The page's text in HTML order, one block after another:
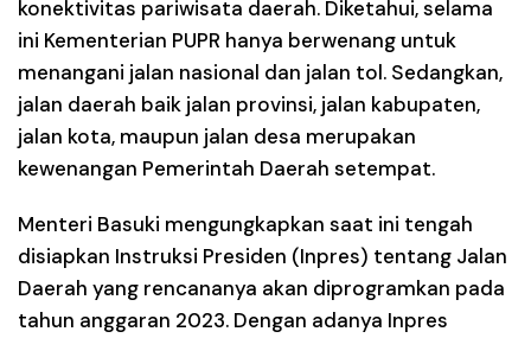
konektivitas pariwisata daerah. Diketahui, selama
ini Kementerian PUPR hanya berwenang untuk
menangani jalan nasional dan jalan tol. Sedangkan,
jalan daerah baik jalan provinsi, jalan kabupaten,
jalan kota, maupun jalan desa merupakan
kewenangan Pemerintah Daerah setempat.
Menteri Basuki mengungkapkan saat ini tengah
disiapkan Instruksi Presiden (Inpres) tentang Jalan
Daerah yang rencananya akan diprogramkan pada
tahun anggaran 2023. Dengan adanya Inpres